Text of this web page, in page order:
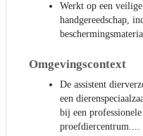
Werkt op een
handgereedschap,
Omgevingscontext
De assistent
een
bij een
proefdiercentrum....